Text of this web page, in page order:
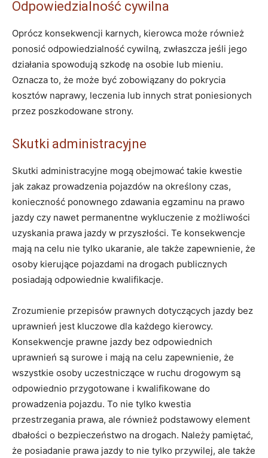
Odpowiedzialność cywilna
Oprócz konsekwencji karnych, kierowca może również
ponosić odpowiedzialność cywilną, zwłaszcza jeśli jego
działania spowodują szkodę na osobie lub mieniu.
Oznacza to, że może być zobowiązany do pokrycia
kosztów naprawy, leczenia lub innych strat poniesionych
przez poszkodowane strony.
Skutki administracyjne
Skutki administracyjne mogą obejmować takie kwestie
jak zakaz prowadzenia pojazdów na określony czas,
konieczność ponownego zdawania egzaminu na prawo
jazdy czy nawet permanentne wykluczenie z możliwości
uzyskania prawa jazdy w przyszłości. Te konsekwencje
mają na celu nie tylko ukaranie, ale także zapewnienie, że
osoby kierujące pojazdami na drogach publicznych
posiadają odpowiednie kwalifikacje.
Zrozumienie przepisów prawnych dotyczących jazdy bez
uprawnień jest kluczowe dla każdego kierowcy.
Konsekwencje prawne jazdy bez odpowiednich
uprawnień są surowe i mają na celu zapewnienie, że
wszystkie osoby uczestniczące w ruchu drogowym są
odpowiednio przygotowane i kwalifikowane do
prowadzenia pojazdu. To nie tylko kwestia
przestrzegania prawa, ale również podstawowy element
dbałości o bezpieczeństwo na drogach. Należy pamiętać,
że posiadanie prawa jazdy to nie tylko przywilej, ale także